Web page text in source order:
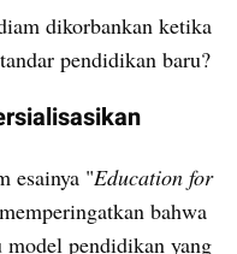
dikorbankan ketika
pendidikan baru?
esainya "Education for
bahwa
model pendidikan yang